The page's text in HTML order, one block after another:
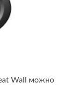
Wall можно